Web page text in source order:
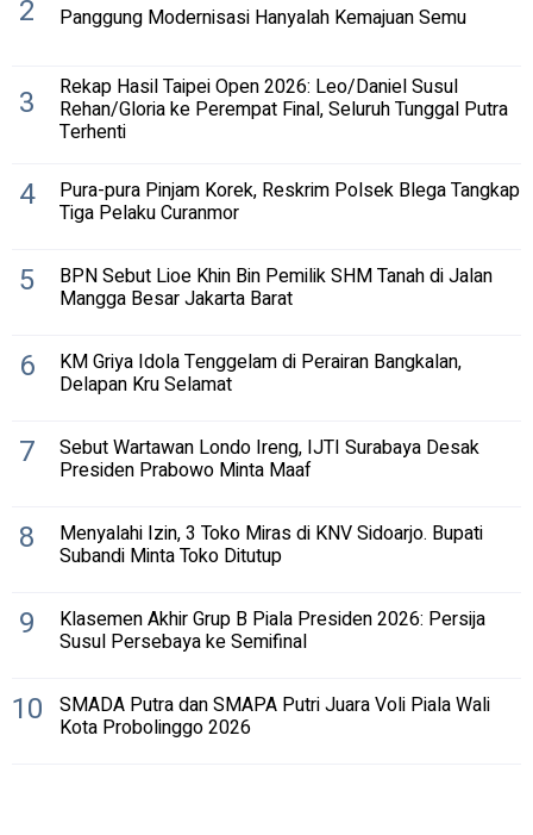
2 Panggung Modernisasi Hanyalah Kemajuan Semu
3 Rekap Hasil Taipei Open 2026: Leo/Daniel Susul
Rehan/Gloria ke Perempat Final, Seluruh Tunggal Putra
Terhenti
4 Pura-pura Pinjam Korek, Reskrim Polsek Blega Tangkap
Tiga Pelaku Curanmor
5 BPN Sebut Lioe Khin Bin Pemilik SHM Tanah di Jalan
Mangga Besar Jakarta Barat
6 KM Griya Idola Tenggelam di Perairan Bangkalan,
Delapan Kru Selamat
7 Sebut Wartawan Londo Ireng, IJTI Surabaya Desak
Presiden Prabowo Minta Maaf
8 Menyalahi Izin, 3 Toko Miras di KNV Sidoarjo. Bupati
Subandi Minta Toko Ditutup
9 Klasemen Akhir Grup B Piala Presiden 2026: Persija
Susul Persebaya ke Semifinal
10 SMADA Putra dan SMAPA Putri Juara Voli Piala Wali
Kota Probolinggo 2026